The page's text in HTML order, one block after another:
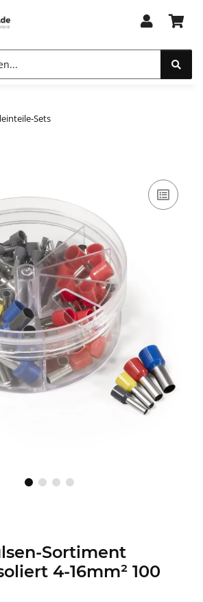
Sets
Sortiment
4-16mm² 100